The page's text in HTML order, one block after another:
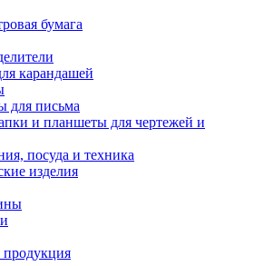
бумага
карандашей
для письма
и планшеты для чертежей и
посуда и техника
изделия